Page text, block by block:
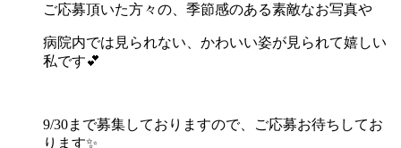
ご応募頂いた方々の、季節感のある素敵なお写真や
病院内では見られない、かわいい姿が見られて嬉しい
私です💕
9/30まで募集しておりますので、ご応募お待ちしてお
ります✨